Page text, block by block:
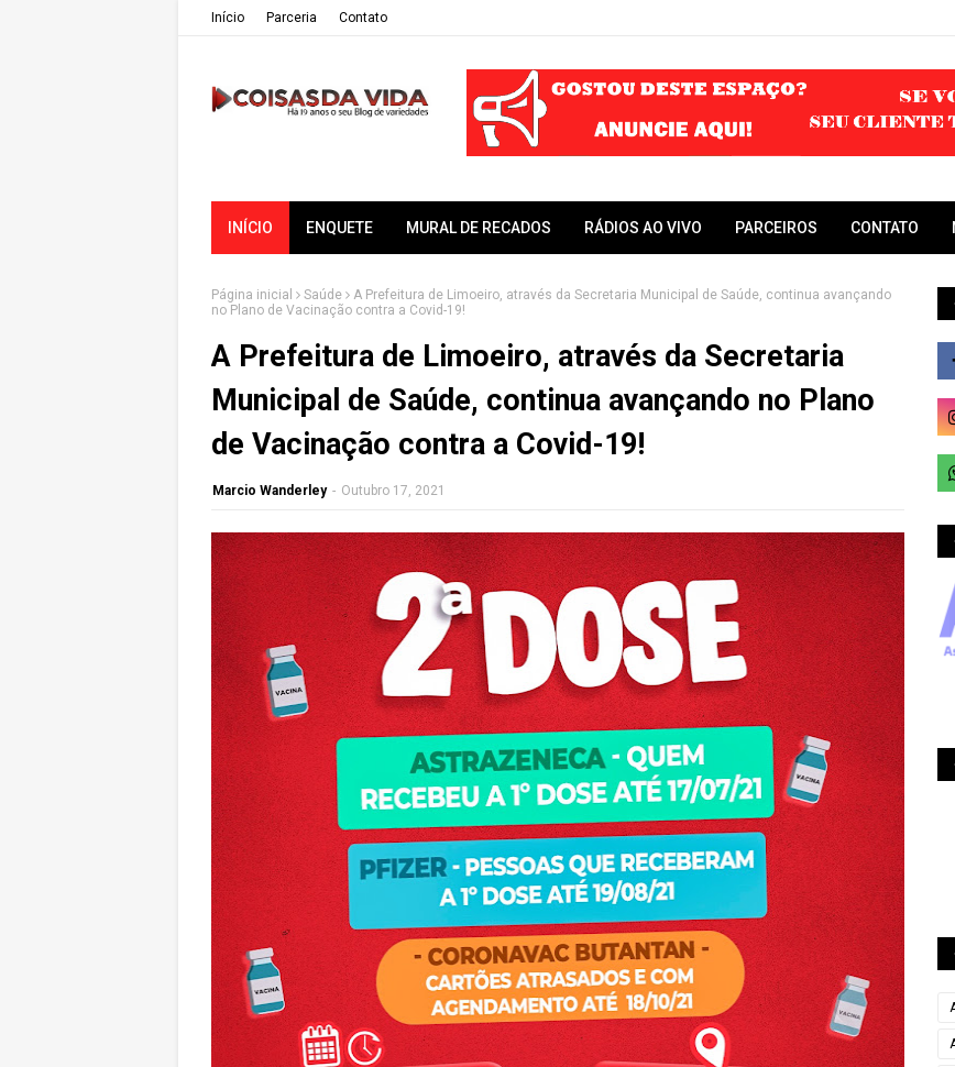
Iní­cio Parceria Contato
INÍCIO ENQUETE MURAL DE RECADOS RÁDIOS AO VIVO PARCEIROS CONTATO
Página inicial Saúde
A Prefeitura de Limoeiro, através da Secretaria Municipal de Saúde, continua avançando
no Plano de Vacinação contra a Covid-19!
A Prefeitura de Limoeiro, através da Secretaria
Municipal de Saúde, continua avançando no Plano
de Vacinação contra a Covid-19!
Marcio Wanderley - Outubro 17, 2021